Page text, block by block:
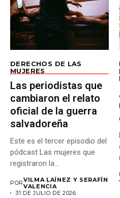
DERECHOS DE LAS
MUJERES
Las periodistas que
cambiaron el relato
oficial de la guerra
salvadoreña
Este es el tercer episodio del
pódcast Las mujeres que
registraron la...
PORVILMA LAÍNEZ Y SERAFÍN
VALENCIA
31 DE JULIO DE 2026